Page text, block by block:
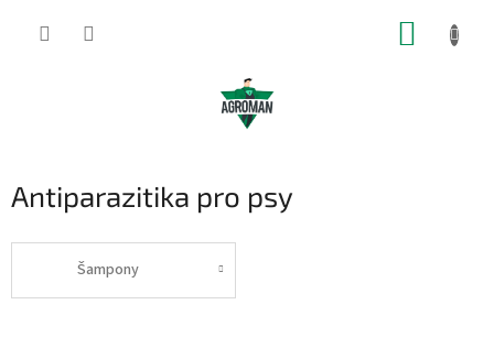
Antiparazitika pro psy
Šampony